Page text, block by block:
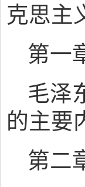
克思主
第一
毛泽
的主要
第二